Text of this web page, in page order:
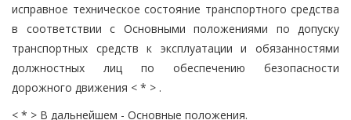
исправное техническое состояние транспортного средства
в соответствии с Основными положениями по допуску
транспортных средств к эксплуатации и обязанностями
должностных лиц по обеспечению безопасности
дорожного движения < * > .
< * > В дальнейшем - Основные положения.